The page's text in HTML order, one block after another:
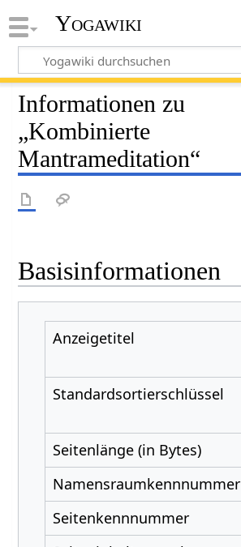
Yogawiki
Informationen zu
„Kombinierte
Mantrameditation“
Basisinformationen
Anzeigetitel
Standardsortierschlüssel
Seitenlänge (in Bytes)
Namensraumkennnummer
Seitenkennnummer